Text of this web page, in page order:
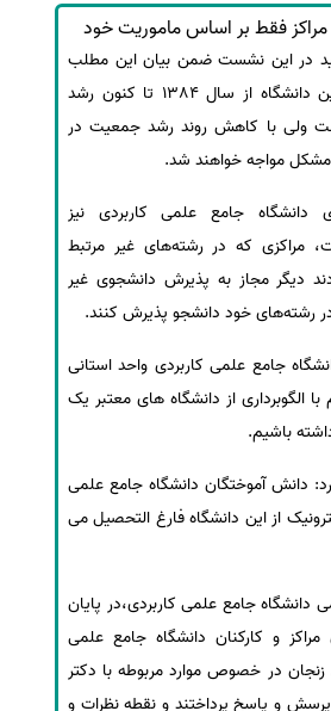
فقط بر اساس ماموریت خود
در این نشست ضمن بیان این مطلب
گفت: تعداد مراکز این دانشگاه از سال 1384 تا کنون رشد
ولی با کاهش روند رشد جمعیت در
مشکل مواجه خواهند شد.
دانشگاه جامع علمی کاربردی نیز
مراکزی که در رشته‌های غیر مرتبط
دیگر مجاز به پذیرش دانشجوی غیر
در رشته‌های خود دانشجو پذیرش کنند.
جامع علمی کاربردی واحد استانی
الگوبرداری از دانشگاه های معتبر یک
باشیم.
دانش آموختگان دانشگاه جامع علمی
از این دانشگاه فارغ التحصیل می
دانشگاه جامع علمی کاربردی،در پایان
و کارکنان دانشگاه جامع علمی
زنجان در خصوص موارد مربوطه با دکتر
و پاسخ پرداختند و نقطه‌ نظرات و